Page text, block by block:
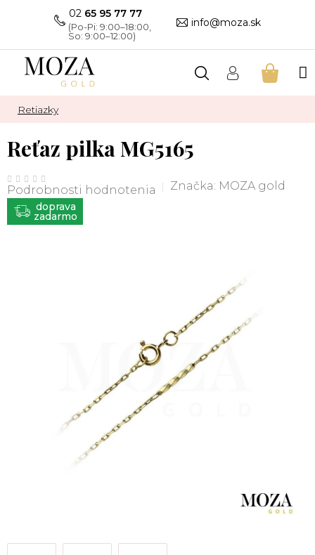
02 65 95 77 77
info@moza.sk
Retiazky
Reťaz pilka MG5165
Priemerné
hodnotenie
produktu
je
0,0
5
Podrobnosti hodnotenia Značka: MOZA gold
ZADARMO